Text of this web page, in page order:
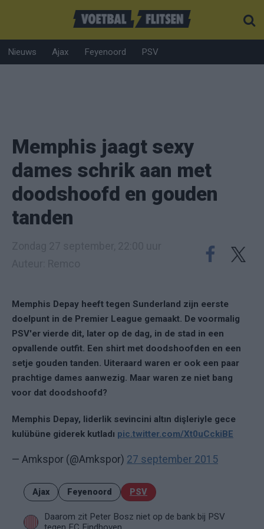
Nieuws Ajax Feyenoord PSV
Memphis jaagt sexy
dames schrik aan met
doodshoofd en gouden
tanden
Memphis Depay heeft tegen Sunderland zijn eerste
doelpunt in de Premier League gemaakt. De voormalig
PSV'er vierde dit, later op de dag, in de stad in een
opvallende outfit. Een shirt met doodshoofden en een
setje gouden tanden. Uiteraard waren er ook een paar
prachtige dames aanwezig. Maar waren ze niet bang
voor dat doodshoofd?
Memphis Depay, liderlik sevincini altın dişleriyle gece
kulübüne giderek kutladı pic.twitter.com/Xt0uCckiBE
— Amkspor (@Amkspor) 27 september 2015
Ajax Feyenoord PSV
Daarom zit Peter Bosz niet op de bank bij PSV